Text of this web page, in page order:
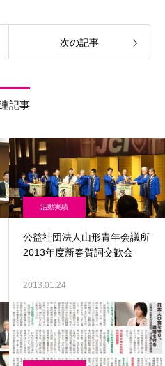
次の記事
記事
活動実績
公益社団法人山形青年会議所
2013年度新春賀詞交歓会
2013.01.24